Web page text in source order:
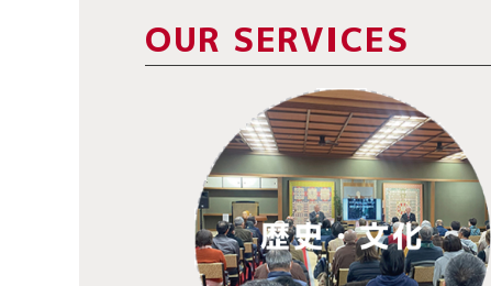
OUR SERVICES